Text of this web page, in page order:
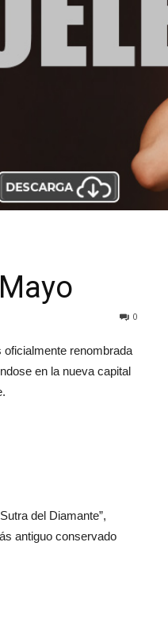
0
renombrada
en la nueva capital
del Diamante”,
antiguo conservado